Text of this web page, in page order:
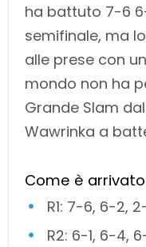
ha battuto 7-6
semifinale, ma
alle prese con
mondo non ha
Grande Slam
Wawrinka a
Come è
R1: 7-6, 6-2,
R2: 6-1, 6-4,